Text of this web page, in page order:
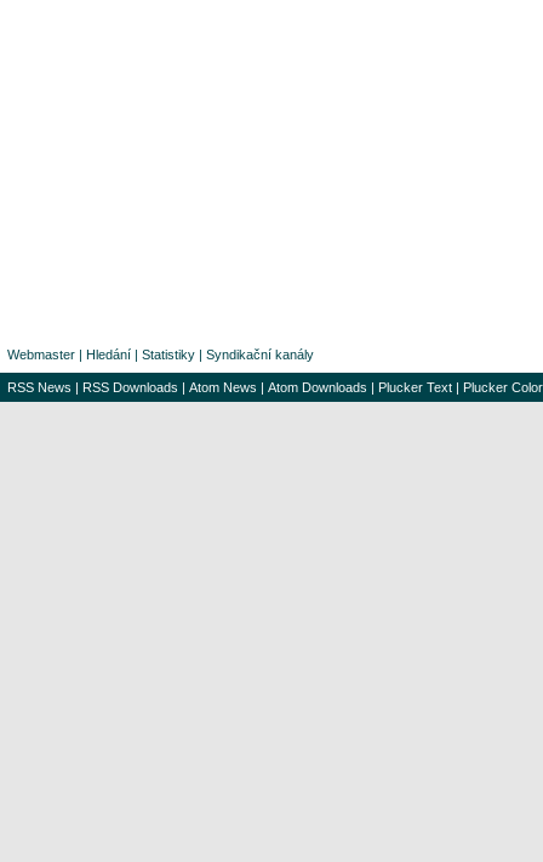
Webmaster | Hledání | Statistiky | Syndikační kanály
RSS News | RSS Downloads | Atom News | Atom Downloads | Plucker Text | Plucker Color